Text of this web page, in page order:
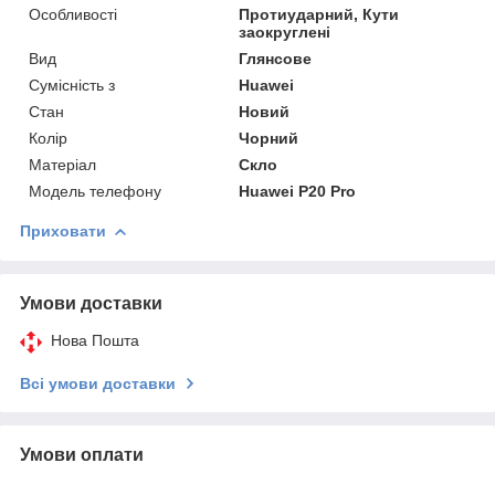
Особливості
Протиударний, Кути
заокруглені
Вид
Глянсове
Сумісність з
Huawei
Стан
Новий
Колір
Чорний
Матеріал
Скло
Модель телефону
Huawei P20 Pro
Приховати
Умови доставки
Нова Пошта
Всі умови доставки
Умови оплати